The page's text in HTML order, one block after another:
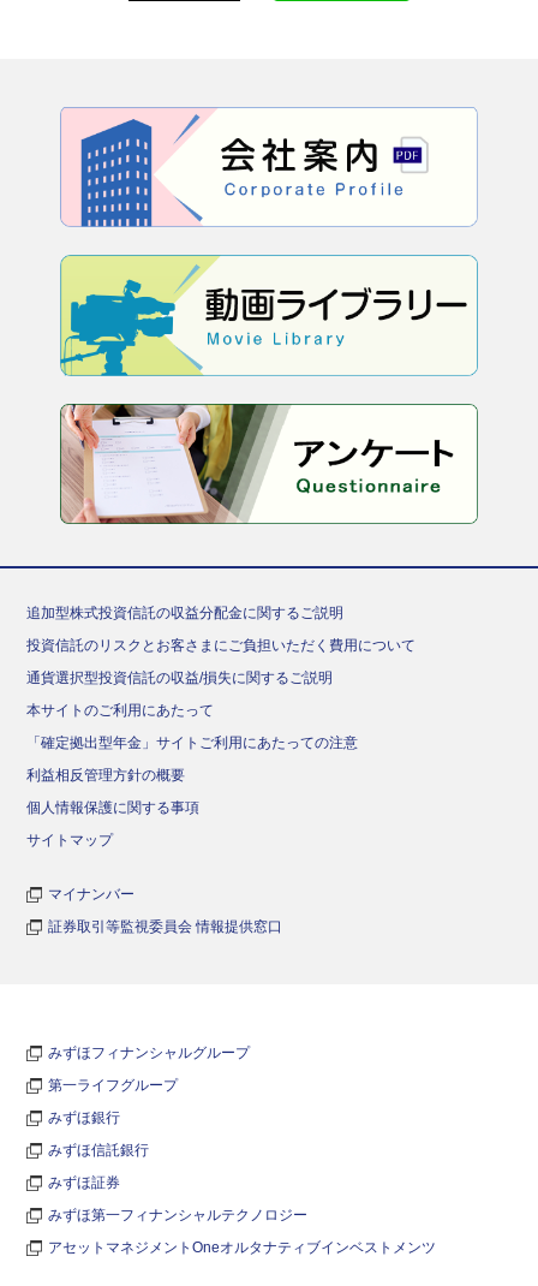
追加型株式投資信託の収益分配金に関するご説明
投資信託のリスクとお客さまにご負担いただく費用について
通貨選択型投資信託の収益/損失に関するご説明
本サイトのご利用にあたって
「確定拠出型年金」サイトご利用にあたっての注意
利益相反管理方針の概要
個人情報保護に関する事項
サイトマップ
マイナンバー
証券取引等監視委員会 情報提供窓口
みずほフィナンシャルグループ
第一ライフグループ
みずほ銀行
みずほ信託銀行
みずほ証券
みずほ第一フィナンシャルテクノロジー
アセットマネジメントOneオルタナティブインベストメンツ